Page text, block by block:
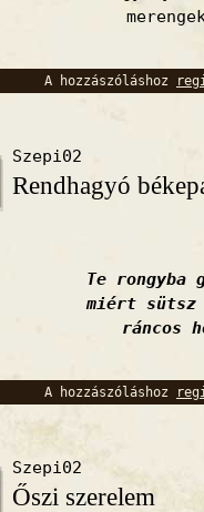
A hozzászóláshoz
Szepi02
Rendhagyó
Te
miért sütsz
ráncos
A hozzászóláshoz
Szepi02
Őszi szerelem